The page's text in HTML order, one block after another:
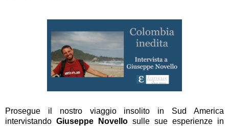
Prosegue il nostro viaggio insolito in Sud America
intervistando Giuseppe Novello sulle sue esperienze in